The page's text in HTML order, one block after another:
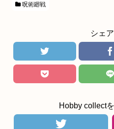
呪術廻戦
シェ
Hobby collect